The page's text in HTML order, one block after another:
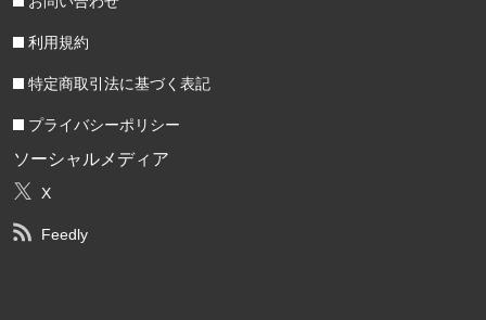
利用規約
特定商取引法に基づく表記
プライバシーポリシー
ソーシャルメディア
X
Feedly